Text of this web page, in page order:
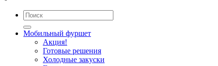
Мобильный фуршет
Акция!
Готовые решения
Холодные закуски